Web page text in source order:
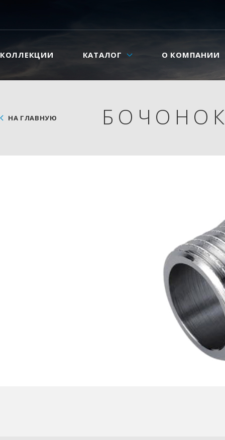
КОЛЛЕКЦИИ КАТАЛОГ О КОМПАНИИ
БОЧОНОК
НА ГЛАВНУЮ